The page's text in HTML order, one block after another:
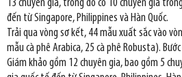
13 chuyên gia, trong đó có 10 chuyên gia
đến từ Singapore, Philippines và Hàn Quốc.
Trải qua vòng sơ kết, 44 mẫu xuất sắc vào
mẫu cà phê Arabica, 25 cà phê Robusta).
Giám khảo gồm 12 chuyên gia, bao gồm 5